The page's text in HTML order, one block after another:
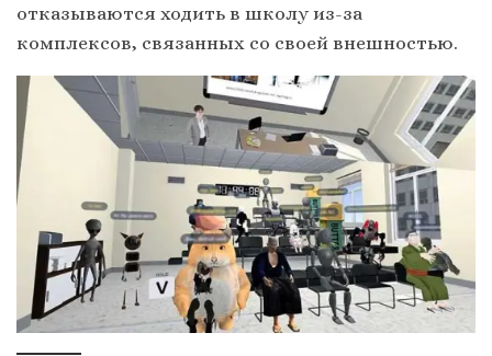
отказываются ходить в школу из-за
комплексов, связанных со своей внешностью.